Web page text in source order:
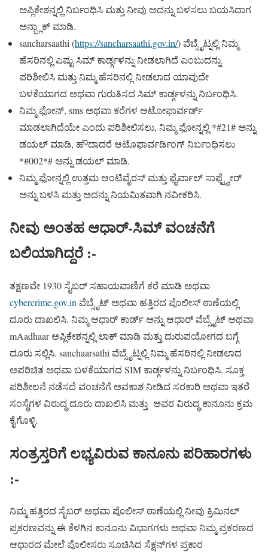
ಅಪ್ಲಿಕೇಶನ್ನಲ್ಲಿ ನಿರ್ಬಂಧಿಸಿ ಮತ್ತು ನೀವು ಅದನ್ನು ಬಳಸಲು ಬಯಸಿದಾಗ
ಅನ್ಬ್ಲಾಕ್ ಮಾಡಿ.
sancharsaathi (https://sancharsaathi.gov.in/) ವೆಬ್ಸೈಟ್ನಲ್ಲಿ ನಿಮ್ಮ
ಹೆಸರಿನಲ್ಲಿ ಎಷ್ಟು ಸಿಮ್ ಕಾರ್ಡ್ಗಳನ್ನು ನೀಡಲಾಗಿದೆ ಎಂಬುದನ್ನು
ಪರಿಶೀಲಿಸಿ ಮತ್ತು ನಿಮ್ಮ ಹೆಸರಿನಲ್ಲಿ ನೀಡಲಾದ ಯಾವುದೇ
ಬಳಕೆಯಾಗದ ಅಥವಾ ಗುರುತಿಸದ ಸಿಮ್ ಕಾರ್ಡ್ಗಳನ್ನು ನಿರ್ಬಂಧಿಸಿ.
ನಿಮ್ಮ ಫೋನ್, sms ಅಥವಾ ಕರೆಗಳ ಆಟೋಫಾರ್ವರ್ಡ್
ಮಾಡಲಾಗಿದೆಯೇ ಎಂದು ಪರಿಶೀಲಿಸಲು, ನಿಮ್ಮ ಫೋನ್ನಲ್ಲಿ *#21# ಅನ್ನು
ಡಯಲ್ ಮಾಡಿ, ಹೌದಾದರೆ ಆಟೊಫಾರ್ವರ್ಡಿಂಗ್ ನಿರ್ಬಂಧಿಸಲು
*#002*# ಅನ್ನು ಡಯಲ್ ಮಾಡಿ.
ನಿಮ್ಮ ಫೋನ್ನಲ್ಲಿ ಉತ್ತಮ ಆಂಟಿವೈರಸ್ ಮತ್ತು ಫೈರ್ವಾಲ್ ಸಾಫ್ಟ್ವೇರ್
ಅನ್ನು ಬಳಸಿ ಮತ್ತು ಅದನ್ನು ನಿಯಮಿತವಾಗಿ ನವೀಕರಿಸಿ.
ನೀವು ಅಂತಹ ಆಧಾರ್-ಸಿಮ್ ವಂಚನೆಗೆ
ಬಲಿಯಾಗಿದ್ದರೆ :-
ತಕ್ಷಣವೇ 1930 ಸೈಬರ್ ಸಹಾಯವಾಣಿಗೆ ಕರೆ ಮಾಡಿ ಅಥವಾ
cybercrime.gov.in ವೆಬ್ಸೈಟ್ ಅಥವಾ ಹತ್ತಿರದ ಪೊಲೀಸ್ ಠಾಣೆಯಲ್ಲಿ
ದೂರು ದಾಖಲಿಸಿ. ನಿಮ್ಮ ಆಧಾರ್ ಕಾರ್ಡ್ ಅನ್ನು ಆಧಾರ್ ವೆಬ್ಸೈಟ್ ಅಥವಾ
mAadhaar ಅಪ್ಲಿಕೇಶನ್ನಲ್ಲಿ ಲಾಕ್ ಮಾಡಿ ಮತ್ತು ದುರುಪಯೋಗದ ಬಗ್ಗೆ
ದೂರು ಸಲ್ಲಿಸಿ. sanchaarsathi ವೆಬ್ಸೈಟ್ನಲ್ಲಿ ನಿಮ್ಮ ಹೆಸರಿನಲ್ಲಿ ನೀಡಲಾದ
ಅಪರಿಚಿತ ಅಥವಾ ಬಳಕೆಯಾಗದ SIM ಕಾರ್ಡ್ಗಳನ್ನು ನಿರ್ಬಂಧಿಸಿ. ಸೂಕ್ತ
ಪರಿಶೀಲನೆ ನಡೆಸದೆ ವಂಚನೆಗೆ ಅವಕಾಶ ನೀಡಿದ ಸರಕಾರಿ ಅಥವಾ ಇತರೆ
ಸಂಸ್ಥೆಗಳ ವಿರುದ್ಧ ದೂರು ದಾಖಲಿಸಿ ಮತ್ತು ಅವರ ವಿರುದ್ಧ ಕಾನೂನು ಕ್ರಮ
ಕೈಗೊಳ್ಳಿ.
ಸಂತ್ರಸ್ತರಿಗೆ ಲಭ್ಯವಿರುವ ಕಾನೂನು ಪರಿಹಾರಗಳು
:-
ನಿಮ್ಮ ಹತ್ತಿರದ ಸೈಬರ್ ಅಥವಾ ಪೊಲೀಸ್ ಠಾಣೆಯಲ್ಲಿ ನೀವು ಕ್ರಿಮಿನಲ್
ಪ್ರಕರಣವನ್ನು ಈ ಕೆಳಗಿನ ಕಾನೂನು ವಿಭಾಗಗಳು ಅಥವಾ ನಿಮ್ಮ ಪ್ರಕರಣದ
ಆಧಾರದ ಮೇಲೆ ಪೊಲೀಸರು ಸೂಚಿಸಿದ ಸೆಕ್ಷನ್‌ಗಳ ಪ್ರಕಾರ